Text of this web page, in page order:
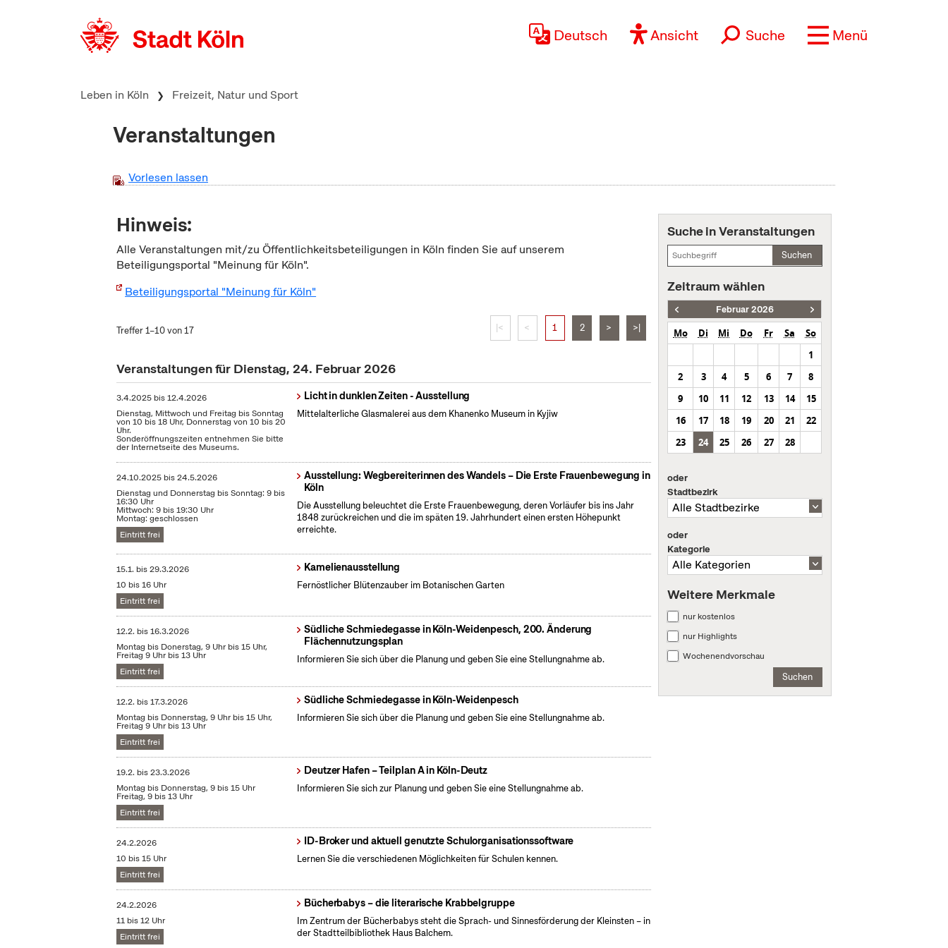
Deutsch Ansicht Suche Menü
Leben in Köln Freizeit, Natur und Sport
Veranstaltungen
Vorlesen lassen
Hinweis:
Alle Veranstaltungen mit/zu Öffentlichkeitsbeteiligungen in Köln finden Sie auf unserem
Beteiligungsportal "Meinung für Köln".
Beteiligungsportal "Meinung für Köln"
Treffer 1–10 von 17 |< < 1 2 > >|
Veranstaltungen für Dienstag, 24. Februar 2026
3.4.2025 bis12.4.2026
Dienstag, Mittwoch und Freitag bis Sonntag
von 10 bis 18 Uhr, Donnerstag von 10 bis 20
Uhr.
Sonderöffnungszeiten entnehmen Sie bitte
der Internetseite des Museums.
Licht in dunklen Zeiten - Ausstellung
Mittelalterliche Glasmalerei aus dem Khanenko Museum in Kyjiw
24.10.2025 bis24.5.2026
Dienstag und Donnerstag bis Sonntag: 9 bis
16:30 Uhr
Mittwoch: 9 bis 19:30 Uhr
Montag: geschlossen
Eintritt frei
Ausstellung: Wegbereiterinnen des Wandels – Die Erste Frauenbewegung in
Köln
Die Ausstellung beleuchtet die Erste Frauenbewegung, deren Vorläufer bis ins Jahr
1848 zurückreichen und die im späten 19. Jahrhundert einen ersten Höhepunkt
erreichte.
15.1. bis29.3.2026
10 bis 16 Uhr
Eintritt frei
Kamelienausstellung
Fernöstlicher Blütenzauber im Botanischen Garten
12.2. bis16.3.2026
Montag bis Donerstag, 9 Uhr bis 15 Uhr,
Freitag 9 Uhr bis 13 Uhr
Eintritt frei
Südliche Schmiedegasse in Köln-Weidenpesch, 200. Änderung
Flächennutzungsplan
Informieren Sie sich über die Planung und geben Sie eine Stellungnahme ab.
12.2. bis17.3.2026
Montag bis Donnerstag, 9 Uhr bis 15 Uhr,
Freitag 9 Uhr bis 13 Uhr
Eintritt frei
Südliche Schmiedegasse in Köln-Weidenpesch
Informieren Sie sich über die Planung und geben Sie eine Stellungnahme ab.
19.2. bis23.3.2026
Montag bis Donnerstag, 9 bis 15 Uhr
Freitag, 9 bis 13 Uhr
Eintritt frei
Deutzer Hafen – Teilplan A in Köln-Deutz
Informieren Sie sich zur Planung und geben Sie eine Stellungnahme ab.
24.2.2026
10 bis 15 Uhr
Eintritt frei
ID-Broker und aktuell genutzte Schulorganisationssoftware
Lernen Sie die verschiedenen Möglichkeiten für Schulen kennen.
24.2.2026
11 bis 12 Uhr
Eintritt frei
Bücherbabys – die literarische Krabbelgruppe
Im Zentrum der Bücherbabys steht die Sprach- und Sinnesförderung der Kleinsten – in
der Stadtteilbibliothek Haus Balchem.
Suche in Veranstaltungen
Suchen
Zeitraum wählen
Februar 2026
Mo Di Mi Do Fr Sa
So
1
2
3 4 5 6 7
8
9
10 11 12 13 14
15
16
17 18 19 20 21
22
23
24 25 26 27 28
oder
Stadtbezirk
oder
Kategorie
Weitere Merkmale
nur kostenlos
nur Highlights
Wochenendvorschau
Suchen